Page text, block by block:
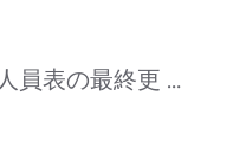
員表の最終更 …